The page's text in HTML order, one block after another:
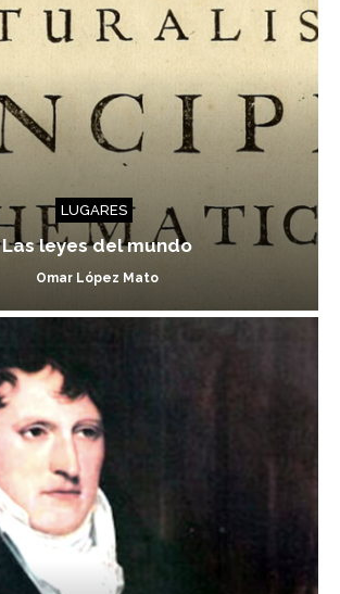
LUGARES
Las leyes del mundo
Omar López Mato